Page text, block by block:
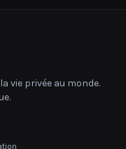
vie privée au monde.